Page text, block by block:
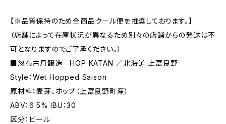
【※品質保持のため全商品クール便を推奨しております。】
（店舗によって在庫状況が異なるため別々の店舗からの発送は不
可となりますのでご了承ください。）
■忽布古丹醸造 HOP KATAN ／北海道 上富良野
Style：Wet Hopped Saison
原材料：麦芽、ホップ（上富良野町産）
ABV：6.5% IBU：30
区分：ビール